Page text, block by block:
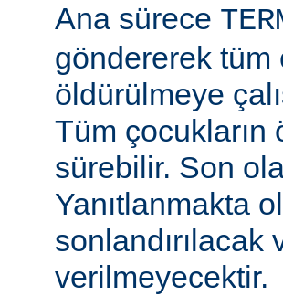
Ana sürece
göndererek tüm
öldürülmeye
Tüm
sürebilir. Son
Yanıtlanmakta
sonlandırılacak
verilmeyecektir.